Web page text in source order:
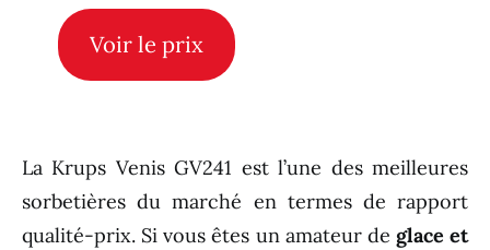
Voir le prix
La Krups Venis GV241 est l’une des meilleures
sorbetières du marché en termes de rapport
qualité-prix. Si vous êtes un amateur de glace et